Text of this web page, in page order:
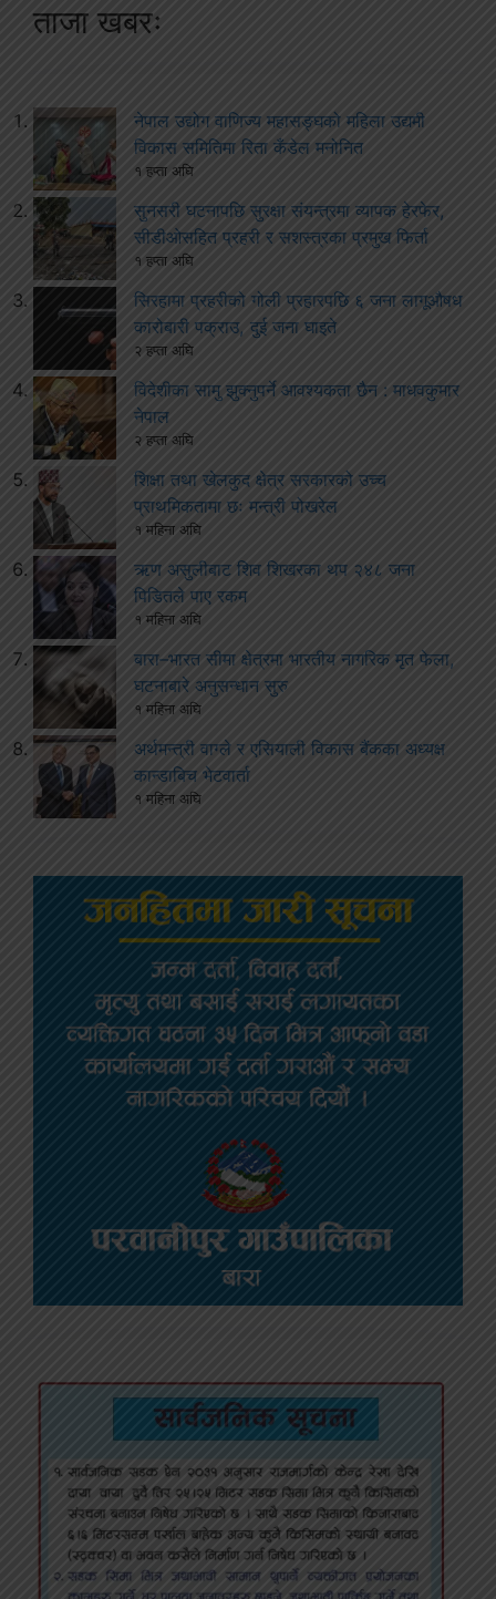
ताजा खबरः
नेपाल उद्योग वाणिज्य महासङ्घको महिला उद्यमी
विकास समितिमा रिता कँडेल मनोनित
१ हप्ता अघि
सुनसरी घटनापछि सुरक्षा संयन्त्रमा व्यापक हेरफेर,
सीडीओसहित प्रहरी र सशस्त्रका प्रमुख फिर्ता
१ हप्ता अघि
सिरहामा प्रहरीको गोली प्रहारपछि ६ जना लागूऔषध
कारोबारी पक्राउ, दुई जना घाइते
२ हप्ता अघि
विदेशीका सामु झुक्नुपर्ने आवश्यकता छैन : माधवकुमार
नेपाल
२ हप्ता अघि
शिक्षा तथा खेलकुद क्षेत्र सरकारको उच्च
प्राथमिकतामा छः मन्त्री पोखरेल
१ महिना अघि
ऋण असुलीबाट शिव शिखरका थप २४८ जना
पिडितले पाए रकम
१ महिना अघि
बारा–भारत सीमा क्षेत्रमा भारतीय नागरिक मृत फेला,
घटनाबारे अनुसन्धान सुरु
१ महिना अघि
अर्थमन्त्री वाग्ले र एसियाली विकास बैंकका अध्यक्ष
कान्डाबिच भेटवार्ता
१ महिना अघि